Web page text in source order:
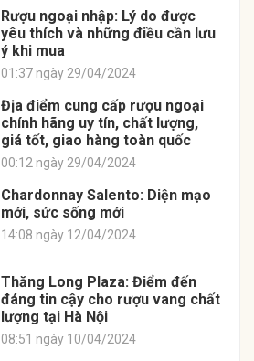
Rượu ngoại nhập: Lý do được
yêu thích và những điều cần lưu
ý khi mua
01:37 ngày 29/04/2024
Địa điểm cung cấp rượu ngoại
chính hãng uy tín, chất lượng,
giá tốt, giao hàng toàn quốc
00:12 ngày 29/04/2024
Chardonnay Salento: Diện mạo
mới, sức sống mới
14:08 ngày 12/04/2024
Thăng Long Plaza: Điểm đến
đáng tin cậy cho rượu vang chất
lượng tại Hà Nội
08:51 ngày 10/04/2024